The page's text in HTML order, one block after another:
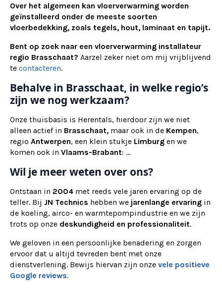
Over het algemeen kan vloerverwarming worden
geïnstalleerd onder de meeste soorten
vloerbedekking, zoals tegels, hout, laminaat en tapijt.
Bent op zoek naar een vloerverwarming installateur
regio Brasschaat? Aarzel zeker niet om mij vrijblijvend
te contacteren.
Behalve in Brasschaat, in welke regio’s
zijn we nog werkzaam?
Onze thuisbasis is Herentals, hierdoor zijn we niet
alleen actief in Brasschaat, maar ook in de Kempen,
regio Antwerpen, een klein stukje Limburg en we
komen ook in Vlaams-Brabant: ...
Wil je meer weten over ons?
Ontstaan in 2004 met reeds vele jaren ervaring op de
teller. Bij JN Technics hebben we jarenlange ervaring in
de koeling, airco- en warmtepompindustrie en we zijn
trots op onze deskundigheid en professionaliteit.
We geloven in een persoonlijke benadering en zorgen
ervoor dat u altijd tevreden bent met onze
dienstverlening. Bewijs hiervan zijn onze vele positieve
Google reviews.